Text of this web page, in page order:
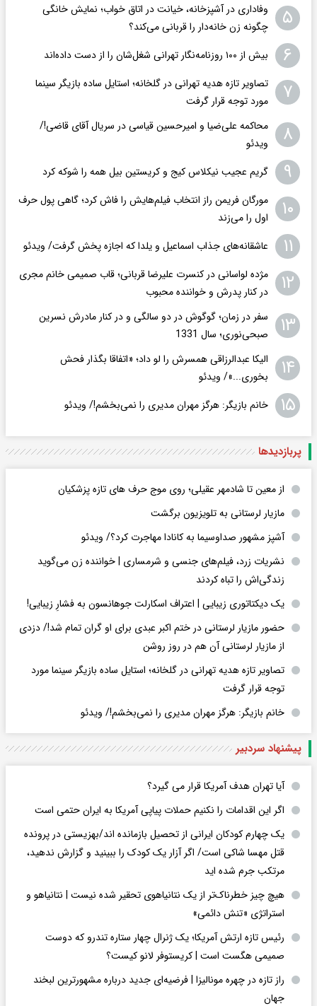
۵
وفاداری در آشپزخانه، خیانت در اتاق خواب؛ نمایش خانگی
چگونه زن خانه‌دار را قربانی می‌کند؟
۶ بیش از ۱۰۰ روزنامه‌نگار تهرانی شغل‌شان را از دست داده‌اند
۷
تصاویر تازه هدیه تهرانی در گلخانه؛ استایل ساده بازیگر سینما
مورد توجه قرار گرفت
۸
محاکمه علی‌ضیا و امیرحسین قیاسی در سریال آقای قاضی!/
ویدئو
۹ گریم عجیب نیکلاس کیج و کریستین بیل همه را شوکه کرد
۱۰
مورگان فریمن راز انتخاب فیلم‌هایش را فاش کرد؛ گاهی پول حرف
اول را می‌زند
۱۱ عاشقانه‌های جذاب اسماعیل و یلدا که اجازه پخش گرفت/ ویدئو
۱۲
مژده لواسانی در کنسرت علیرضا قربانی؛ قاب صمیمی خانم مجری
در کنار پدرش و خواننده محبوب
۱۳
سفر در زمان؛ گوگوش در دو سالگی و در کنار مادرش نسرین
صبحی‌نوری؛ سال 1331
۱۴
الیکا عبدالرزاقی همسرش را لو داد؛ «اتفاقا بگذار فحش
بخوری...»/ ویدئو
۱۵ خانم بازیگر: هرگز مهران مدیری را نمی‌بخشم!/ ویدئو
پربازدید‌ها
از معین تا شادمهر عقیلی؛ روی موج حرف های تازه پزشکیان
مازیار لرستانی به تلویزیون برگشت
آشپز مشهور صداوسیما به کانادا مهاجرت کرد؟/ ویدئو
نشریات زرد، فیلم‌های جنسی و شرمساری | خواننده زن می‌گوید
زندگی‌اش را تباه کردند
یک دیکتاتوری زیبایی | اعتراف اسکارلت جوهانسون به فشارِ زیبایی!
حضور مازیار لرستانی در ختم اکبر عبدی برای او گران تمام شد!/ دزدی
از مازیار لرستانی آن هم در روز روشن
تصاویر تازه هدیه تهرانی در گلخانه؛ استایل ساده بازیگر سینما مورد
توجه قرار گرفت
خانم بازیگر: هرگز مهران مدیری را نمی‌بخشم!/ ویدئو
پیشنهاد سردبیر
آیا تهران هدف آمریکا قرار می گیرد؟
اگر این اقدامات را نکنیم حملات پیاپی آمریکا به ایران حتمی است
یک چهارم کودکان ایرانی از تحصیل بازمانده اند/بهزیستی در پرونده
قتل مهسا شاکی است/ اگر آزار یک کودک را ببینید و گزارش ندهید،
مرتکب جرم شده اید
هیچ چیز خطرناک‌تر از یک نتانیاهوی تحقیر شده نیست | نتانیاهو و
استراتژی «تنش دائمی»
رئیس تازه ارتش آمریکا؛ یک ژنرال چهار ستاره تندرو که دوست
صمیمی هگست است | کریستوفر لانو کیست؟
راز تازه در چهره مونالیزا | فرضیه‌ای جدید درباره مشهورترین لبخند
جهان